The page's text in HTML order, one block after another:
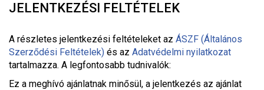
JELENTKEZÉSI FELTÉTELEK
A részletes jelentkezési feltételeket az ÁSZF (Általános
Szerződési Feltételek) és az Adatvédelmi nyilatkozat
tartalmazza. A legfontosabb tudnivalók:
Ez a meghívó ajánlatnak minősül, a jelentkezés az ajánlat